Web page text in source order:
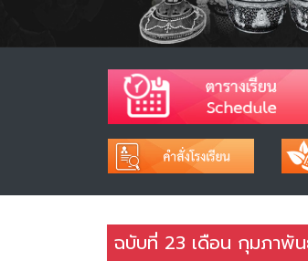
ฉบับที่ 23 เดือน กุมภาพั